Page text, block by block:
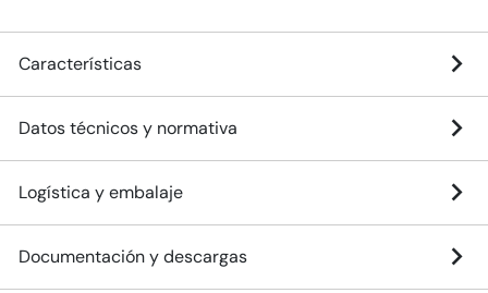
Características
Datos técnicos y normativa
Logística y embalaje
Documentación y descargas